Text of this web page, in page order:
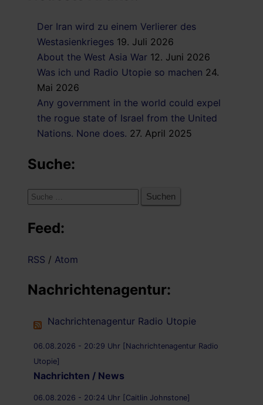
Der Iran wird zu einem Verlierer des
Westasienkrieges 19. Juli 2026
About the West Asia War 12. Juni 2026
Was ich und Radio Utopie so machen 24.
Mai 2026
Any government in the world could expel
the rogue state of Israel from the United
Nations. None does. 27. April 2025
Suche:
Suche
Feed:
RSS / Atom
Nachrichtenagentur:
Nachrichtenagentur Radio Utopie
06.08.2026 - 20:29 Uhr [Nachrichtenagentur Radio
Utopie]
Nachrichten / News
06.08.2026 - 20:24 Uhr [Caitlin Johnstone]